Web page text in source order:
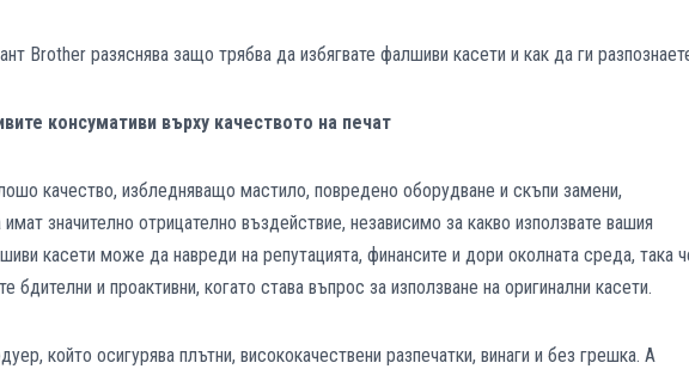
Brother разяснява защо трябва да избягвате фалшиви касети и как да ги
консумативи върху качеството на печат
качество, избледняващо мастило, повредено оборудване и скъпи замени,
значително отрицателно въздействие, независимо за какво използвате вашия
касети може да навреди на репутацията, финансите и дори околната среда, така
бдителни и проактивни, когато става въпрос за използване на оригинални касети.
който осигурява плътни, висококачествени разпечатки, винаги и без грешка. А